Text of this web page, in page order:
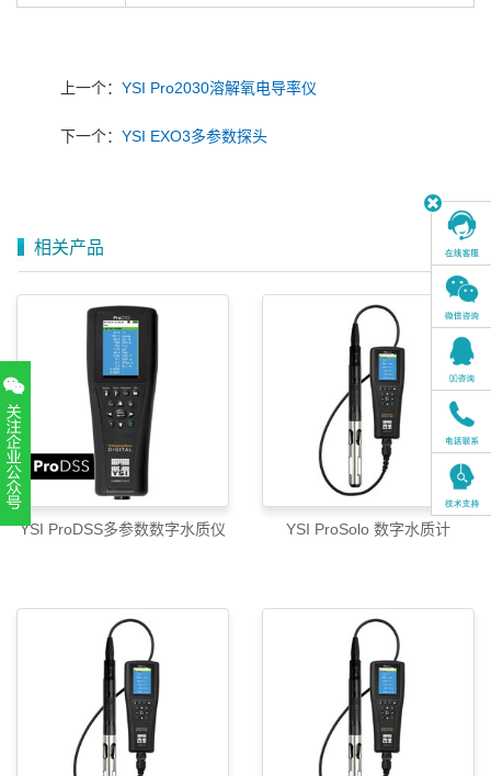
上一个： YSI Pro2030溶解氧电导率仪
下一个： YSI EXO3多参数探头
相关产品
YSI ProDSS多参数数字水质仪 YSI ProSolo 数字水质计
扫一扫，关注官方账号